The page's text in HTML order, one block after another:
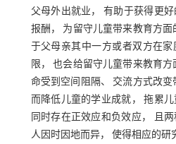
父母外出就业， 有助于获得更
报酬， 为留守儿童带来教育方面
于父母亲其中一方或者双方在
限， 也会给留守儿童带来教育
命受到空间阻隔、 交流方式改
而降低儿童的学业成就， 拖累
同时存在正效应和负效应， 且
人因时因地而异， 使得相应的研